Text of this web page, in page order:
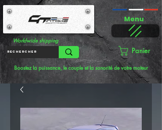
Worldwide shipping
Menu
Panier
Boostez la puissance, le couple et la sonorité de votre moteur